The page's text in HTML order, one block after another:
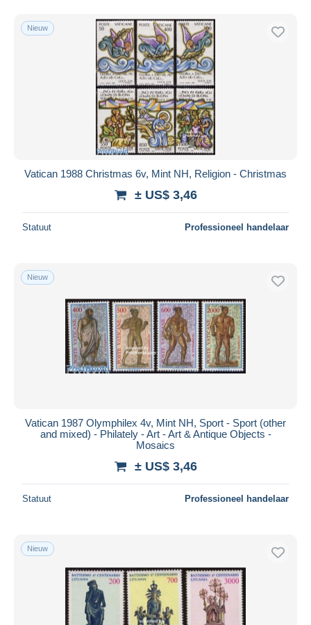
Nieuw
Vatican 1988 Christmas 6v, Mint NH, Religion - Christmas
± US$ 3,46
Statuut Professioneel handelaar
Nieuw
Vatican 1987 Olymphilex 4v, Mint NH, Sport - Sport (other
and mixed) - Philately - Art - Art & Antique Objects -
Mosaics
± US$ 3,46
Statuut Professioneel handelaar
Nieuw